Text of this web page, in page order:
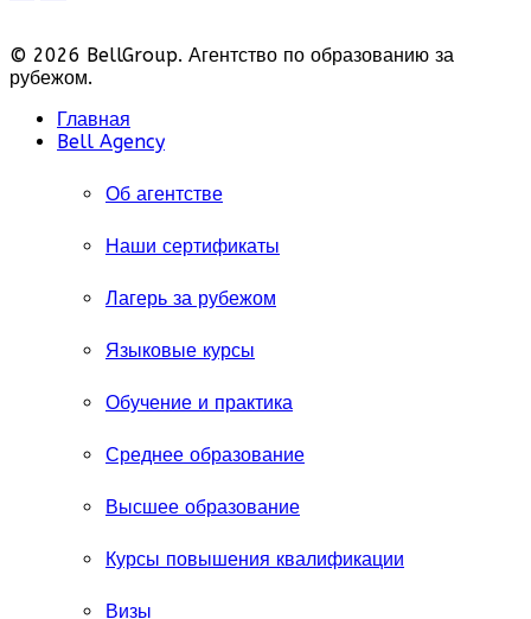
© 2026 BellGroup. Агентство по образованию за
рубежом.
Главная
Bell Agency
Об агентстве
Наши сертификаты
Лагерь за рубежом
Языковые курсы
Обучение и практика
Среднее образование
Высшее образование
Курсы повышения квалификации
Визы